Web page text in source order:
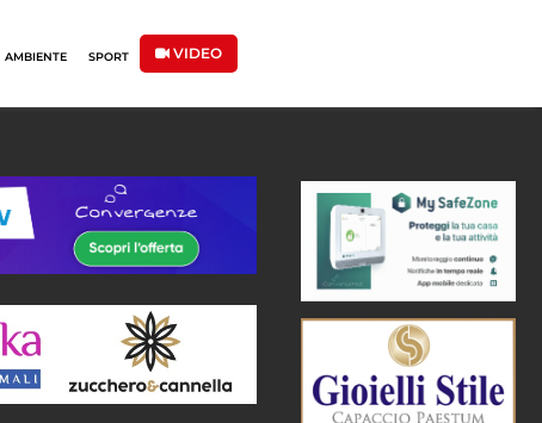
AMBIENTE SPORT VIDEO